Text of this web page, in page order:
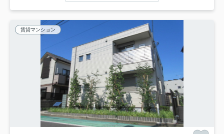
賃貸マンション